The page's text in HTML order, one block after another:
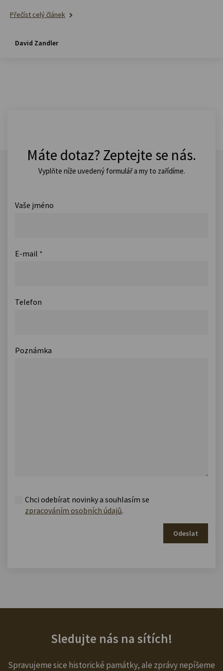
Přečíst celý článek
David Zandler
Máte dotaz? Zeptejte se nás.
Vyplňte níže uvedený formulář a my to zařídíme.
Vaše jméno
E-mail *
Telefon
Poznámka
Chci odebírat novinky a souhlasím se
zpracováním osobních údajů.
Odeslat
Sledujte nás na sítích!
Spravujeme sice historické památky, ale zprávy nepíšeme